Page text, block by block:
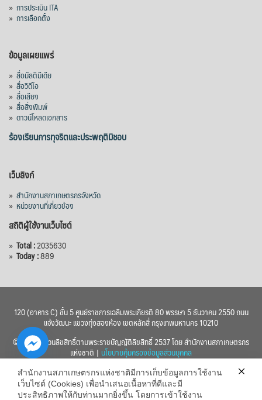
» การประเมิน ITA
» การเลือกตั้ง
ข้อมูลเผยแพร่
» สื่อมัลติมีเดีย
» สื่อวิดีโอ
» สื่อเสียง
» สื่อสิ่งพิมพ์
» ดาวน์โหลดเอกสาร
ร้องเรียนการทุจริตและประพฤติมิชอบ
เว็บลิงก์
» สำนักงานสภาเกษตรกรจังหวัด
» หน่วยงานที่เกี่ยวข้อง
สถิติผู้ใช้งานเว็บไซต์
» Total :2035630
» Today :889
120 (อาคาร C) ชั้น 5 ศูนย์ราชการเฉลิมพระเกียรติ 80 พรรษา 5 ธันวาคม 2550 ถนน
แจ้งวัฒนะ แขวงทุ่งสองห้อง เขตหลักสี่ กรุงเทพมหานคร 10210
© 2560 สงวนลิขสิทธิ์ตามพระราชบัญญัติลิขสิทธิ์ 2537 โดย สำนักงานสภาเกษตรกร
แห่งชาติ | นโยบายคุ้มครองข้อมูลส่วนบุคคล
สำนักงานสภาเกษตรกรแห่งชาติมีการเก็บข้อมูลการใช้งาน
เว็บไซต์ (Cookies) เพื่อนำเสนอเนื้อหาที่ดีและมี
ประสิทธิภาพให้กับท่านมากยิ่งขึ้น โดยการเข้าใช้งาน